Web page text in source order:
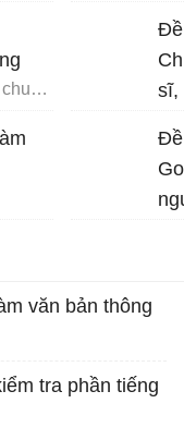
Vào vai Giôn-xi kể lại câu chuyện Chiếc lá cuối cùng
Đề
sĩ,
Đề
văn bản thông
tra phần tiếng